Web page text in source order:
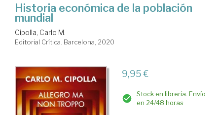
Historia económica de la población
mundial
Cipolla, Carlo M.
Editorial Crítica. Barcelona, 2020
9,95 €
Stock en librería. Envío
en 24/48 horas